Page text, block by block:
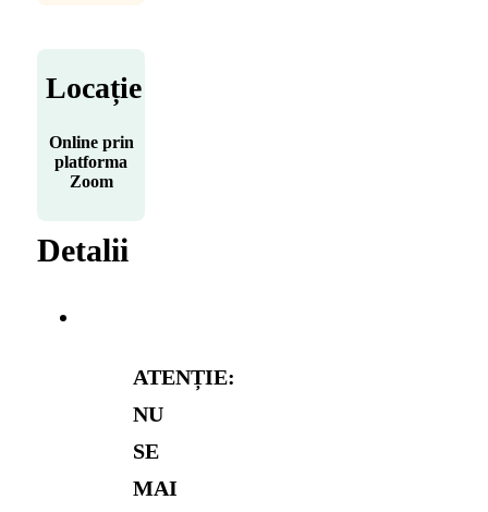
Locație
Online prin
platforma
Zoom
Detalii
ATENȚIE:
NU
SE
MAI